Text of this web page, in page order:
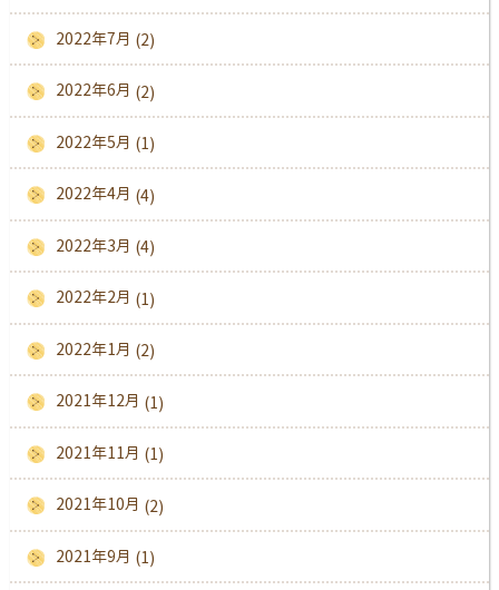
2022年7月 (2)
2022年6月 (2)
2022年5月 (1)
2022年4月 (4)
2022年3月 (4)
2022年2月 (1)
2022年1月 (2)
2021年12月 (1)
2021年11月 (1)
2021年10月 (2)
2021年9月 (1)